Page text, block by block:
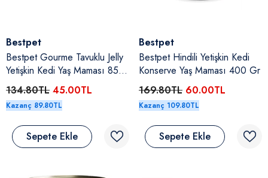
Satıcı:
Bestpet
Bestpet Gourme Tavuklu Jelly
Yetişkin Kedi Yaş Maması 85
Gr
134.80TL 45.00TL
Kazanç 89.80TL
Sepete Ekle
Satıcı:
Bestpet
Bestpet Hindili Yetişkin Kedi
Konserve Yaş Maması 400 Gr
169.80TL 60.00TL
Kazanç 109.80TL
Sepete Ekle